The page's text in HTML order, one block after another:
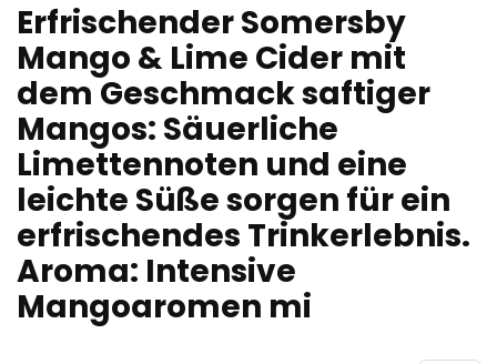
‎Erfrischender Somersby
Mango & Lime Cider mit
dem Geschmack saftiger
Mangos: Säuerliche
Limettennoten und eine
leichte Süße sorgen für ein
erfrischendes Trinkerlebnis.
Aroma: Intensive
Mangoaromen mi